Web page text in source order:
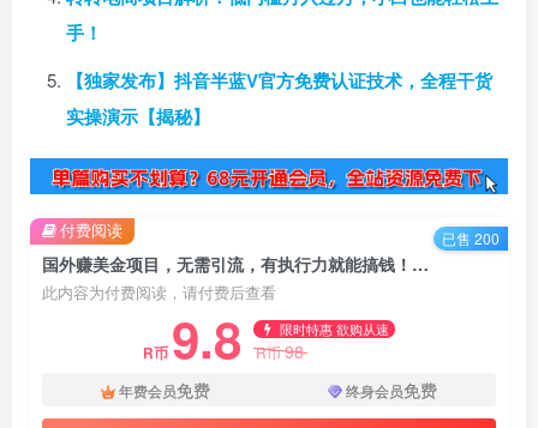
手！
【独家发布】抖音半蓝V官方免费认证技术，全程干货
实操演示【揭秘】
国外赚美金项目，无需引流，有执行力就能搞钱！【视频教程】
此内容为付费阅读，请付费后查看
R币 9.8 限时特惠 欲购从速
R币98
年费会员免费 终身会员免费
付费阅读 已售 200